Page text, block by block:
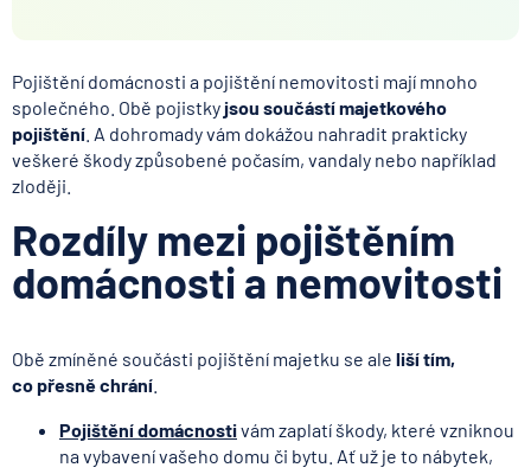
Pojištění domácnosti a pojištění nemovitosti mají mnoho
společného. Obě pojistkyjsou součástí majetkového
pojištění. A dohromady vám dokážou nahradit prakticky
veškeré škody způsobené počasím, vandaly nebo například
zloději.
Rozdíly mezi pojištěním
domácnosti a nemovitosti
Obě zmíněné součásti pojištění majetku se ale liší tím,
co přesně chrání.
Pojištění domácnostivám zaplatí škody, které vzniknou
na vybavení vašeho domu či bytu. Ať už je to nábytek,